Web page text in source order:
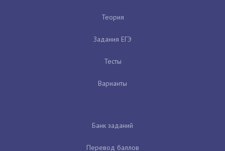
Теория
Задания ЕГЭ
Тесты
Варианты
Банк заданий
Перевод баллов